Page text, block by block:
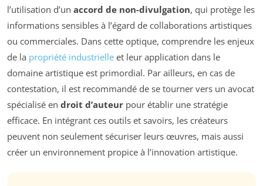
l’utilisation d’un accord de non-divulgation, qui protège les
informations sensibles à l’égard de collaborations artistiques
ou commerciales. Dans cette optique, comprendre les enjeux
de la propriété industrielle et leur application dans le
domaine artistique est primordial. Par ailleurs, en cas de
contestation, il est recommandé de se tourner vers un avocat
spécialisé en droit d’auteur pour établir une stratégie
efficace. En intégrant ces outils et savoirs, les créateurs
peuvent non seulement sécuriser leurs œuvres, mais aussi
créer un environnement propice à l’innovation artistique.